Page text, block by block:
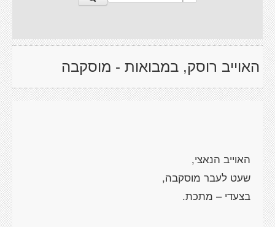
האוייב רוסק, במבואות - מוסקבה